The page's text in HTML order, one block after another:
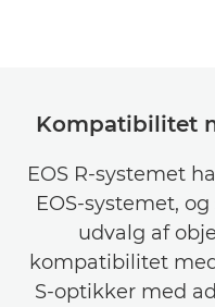
Kompatibilitet
EOS R-systemet
EOS-systemet,
udvalg af
kompatibilitet
S-optikker med